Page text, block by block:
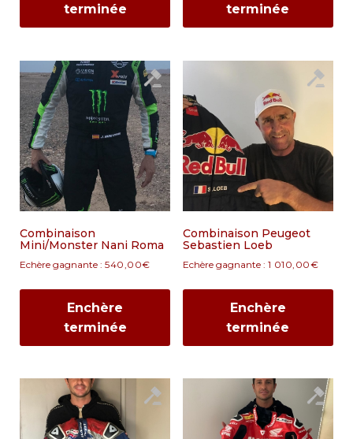
terminée
terminée
Combinaison
Mini/Monster Nani Roma
Echère gagnante : 540,00€
Enchère
terminée
Combinaison Peugeot
Sebastien Loeb
Echère gagnante : 1 010,00€
Enchère
terminée